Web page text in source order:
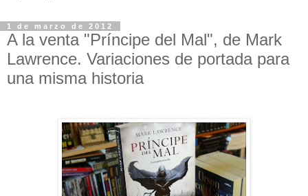
1 de marzo de 2012
A la venta "Príncipe del Mal", de Mark
Lawrence. Variaciones de portada para
una misma historia